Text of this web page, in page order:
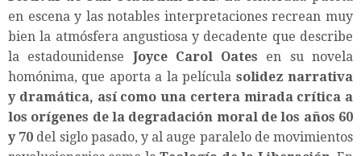
en escena y las notables interpretaciones recrean muy
bien la atmósfera angustiosa y decadente que describe
la estadounidense Joyce Carol Oates en su novela
homónima, que aporta a la película solidez narrativa
y dramática, así como una certera mirada crítica a
los orígenes de la degradación moral de los años 60
y 70 del siglo pasado, y al auge paralelo de movimientos